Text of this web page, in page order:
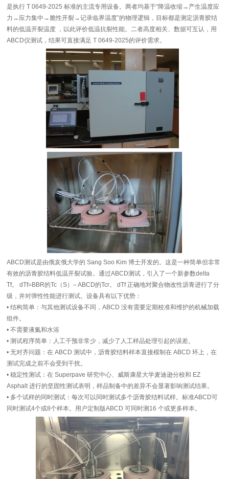
是执行 T 0649-2025 标准的主流专用设备。两者均基于“降温收缩→产生温度应
力→应力集中→脆性开裂→记录临界温度”的物理逻辑，目标都是测定沥青胶结
料的低温开裂温度 ，以此评价低温抗裂性能。二者高度相关、数据可互认，用
ABCD仪测试，结果可直接满足 T 0649-2025的评价需求。
ABCD测试是由俄亥俄大学的 Sang Soo Kim 博士开发的。这是一种简单但非常
有效的沥青胶结料低温开裂试验。通过ABCD测试，引入了一个新参数delta
Tf。 dTf=BBR的Tc（S）– ABCD的Tcr。 dTf 正确地对聚合物改性沥青进行了分
级，并对弹性性能进行测试。设备具有以下优势：
• 结构简单：与其他测试设备不同，ABCD 没有需要定期校准和维护的机械加载
组件。
• 不需要液氮和水浴
• 测试程序简单：人工干预非常少，减少了人工样品处理引起的误差。
• 无对齐问题：在 ABCD 测试中，沥青胶结料样本直接模制在 ABCD 环上，在
测试完成之前不会受到干扰。
• 稳定性测试：在 Superpave 研究中心、威斯康星大学麦迪逊分校和 EZ
Asphalt 进行的坚固性测试表明，样品制备中的差异不会显著影响测试结果。
• 多个试样的同时测试：每次可以同时测试多个沥青胶结料试样。标准ABCD可
同时测试4个或8个样本。用户定制版ABCD 可同时测16 个或更多样本。